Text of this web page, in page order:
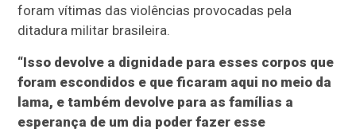
foram vítimas das violências provocadas pela
ditadura militar brasileira.
“Isso devolve a dignidade para esses corpos que
foram escondidos e que ficaram aqui no meio da
lama, e também devolve para as famílias a
esperança de um dia poder fazer esse